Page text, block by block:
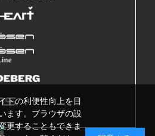
トの利便性向上を目
ます。ブラウザの設
更することもできま